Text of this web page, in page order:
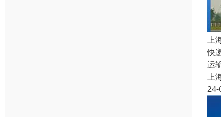
上
快
运
上
24-